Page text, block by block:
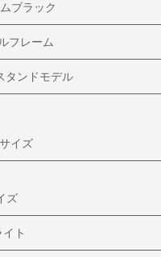
ブラック
フレーム
タンドモデル
イズ
ズ
ト